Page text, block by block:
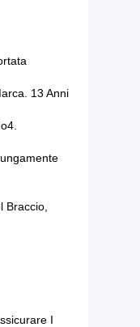
13 Anni
Braccio,
I